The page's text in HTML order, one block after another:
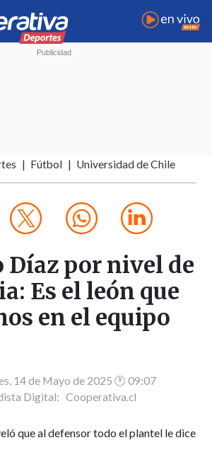
Fútbol Universidad de Chile
Díaz por nivel de
Es el león que
en el equipo
14 de Mayo de 2025 🕐 09:07
Digital: Cooperativa.cl
que al defensor todo el plantel le dice